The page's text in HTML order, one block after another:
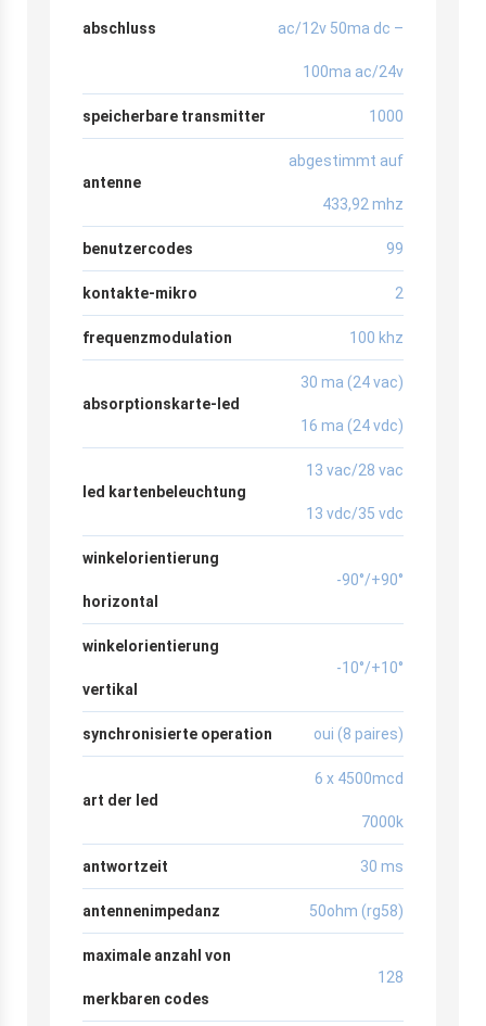
abschluss ac/12v 50ma dc –
100ma ac/24v
speicherbare transmitter 1000
antenne
abgestimmt auf
433,92 mhz
benutzercodes 99
kontakte-mikro 2
frequenzmodulation 100 khz
absorptionskarte-led
30 ma (24 vac)
16 ma (24 vdc)
led kartenbeleuchtung
13 vac/28 vac
13 vdc/35 vdc
winkelorientierung
horizontal
-90°/+90°
winkelorientierung
vertikal
-10°/+10°
synchronisierte operation oui (8 paires)
art der led
6 x 4500mcd
7000k
antwortzeit 30 ms
antennenimpedanz 50ohm (rg58)
maximale anzahl von
merkbaren codes
128